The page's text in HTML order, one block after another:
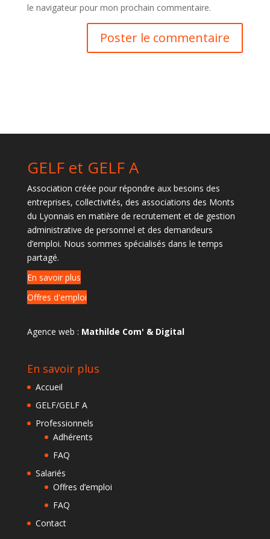
le navigateur pour mon prochain commentaire.
GELF et GELF A
Association créée pour répondre aux besoins des
entreprises, collectivités, des associations des Monts
du Lyonnais en matière de recrutement et de gestion
administrative de personnel et des demandeurs
d’emploi. Nous sommes spécialisés dans le temps
partagé.
En savoir plus
Offres d'emploi
Agence web : Mathilde Com' & Digital
En savoir plus
Accueil
GELF/GELF A
Professionnels
Adhérents
FAQ
Salariés
Offres d’emploi
FAQ
Contact